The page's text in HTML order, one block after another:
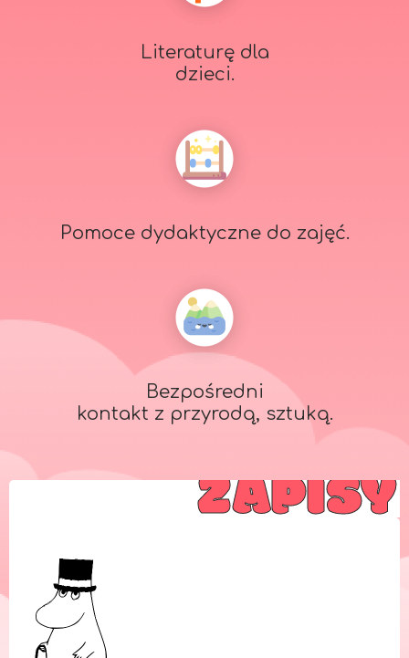
Literaturę dla
dzieci.
Pomoce dydaktyczne do zajęć.
Bezpośredni
kontakt z przyrodą, sztuką.
ZAPISY